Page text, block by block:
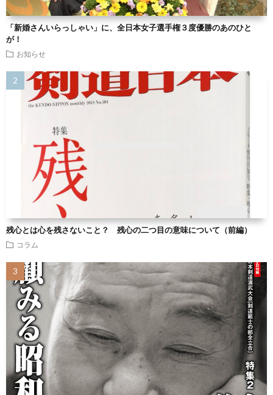
「新婚さんいらっしゃい」に、全日本女子選手権３度優勝のあのひと
が！
お知らせ
残心とは心を残さないこと？ 残心の二つ目の意味について（前編）
コラム